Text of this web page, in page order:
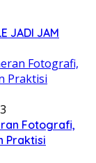
JADI JAM
Fotografi,
Praktisi